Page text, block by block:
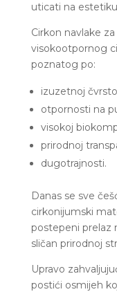
uticati na
Cirkon navlake
visokootpornog
poznatog po:
izuzetnoj
otpornosti na
visokoj
prirodnoj
dugotrajnosti.
Danas se sve
cirkonijumski
postepeni prelaz
sličan prirodnoj
Upravo
postići osmijeh